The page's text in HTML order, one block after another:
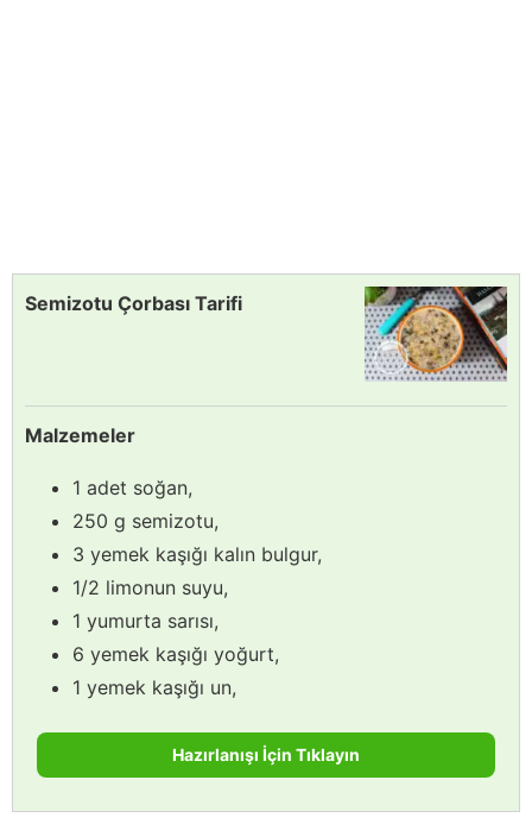
Semizotu Çorbası Tarifi
Malzemeler
1 adet soğan,
250 g semizotu,
3 yemek kaşığı kalın bulgur,
1/2 limonun suyu,
1 yumurta sarısı,
6 yemek kaşığı yoğurt,
1 yemek kaşığı un,
Hazırlanışı İçin Tıklayın